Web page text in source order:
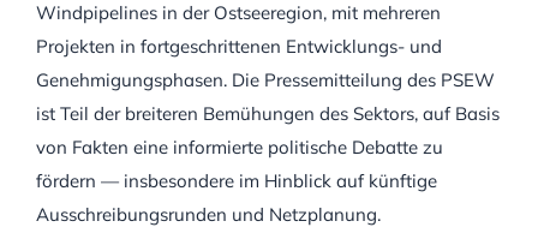
Windpipelines in der Ostseeregion, mit mehreren
Projekten in fortgeschrittenen Entwicklungs- und
Genehmigungsphasen. Die Pressemitteilung des PSEW
ist Teil der breiteren Bemühungen des Sektors, auf Basis
von Fakten eine informierte politische Debatte zu
fördern — insbesondere im Hinblick auf künftige
Ausschreibungsrunden und Netzplanung.